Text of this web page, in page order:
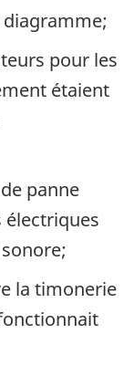
pour les
étaient
panne
la timonerie